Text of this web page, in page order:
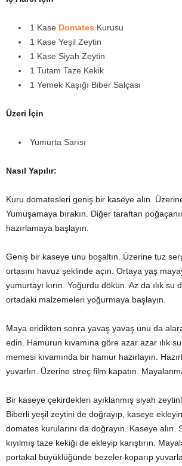
1 Kase Domates Kurusu
1 Kase Yeşil Zeytin
1 Kase Siyah Zeytin
1 Tutam Taze Kekik
1 Yemek Kaşığı Biber Salçası
Üzeri İçin
Yumurta Sarısı
Nasıl Yapılır:
Kuru domatesleri geniş bir kaseye alın. Üzerine
Yumuşamaya bırakın. Diğer taraftan
hazırlamaya başlayın.
Geniş bir kaseye unu boşaltın. Üzerine tuz
ortasını havuz şeklinde açın. Ortaya yaş
yumurtayı kırın. Yoğurdu dökün. Az da ılık su
ortadaki malzemeleri yoğurmaya başlayın.
Maya eridikten sonra yavaş yavaş unu da
edin. Hamurun kıvamına göre azar azar ılık
memesi kıvamında bir hamur hazırlayın.
yuvarlın. Üzerine streç film kapatın.
Bir kaseye çekirdekleri ayıklanmış siyah
Biberli yeşil zeytini de doğrayıp, kaseye
domates kurularını da doğrayın. Kaseye alın.
kıyılmış taze kekiği de ekleyip karıştırın.
portakal büyüklüğünde bezeler koparıp